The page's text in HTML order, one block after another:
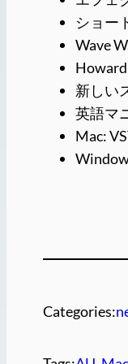
ショー
Wave
新しい
英語マ
Mac:
Categories: